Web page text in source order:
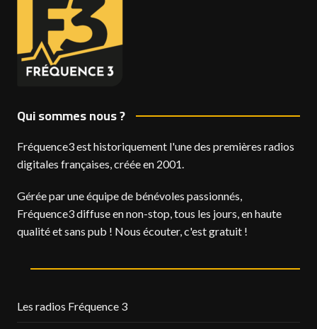
Qui sommes nous ?
Fréquence3 est historiquement l'une des premières radios
digitales françaises, créée en 2001.
Gérée par une équipe de bénévoles passionnés,
Fréquence3 diffuse en non-stop, tous les jours, en haute
qualité et sans pub ! Nous écouter, c'est gratuit !
Les radios Fréquence 3